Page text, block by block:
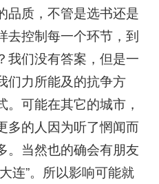
品质，不管是选书还是
去控制每一个环节，到
我们没有答案，但是一
们力所能及的抗争方
可能在其它的城市，
多的人因为听了惘闻而
。当然也的确会有朋友
连”。所以影响可能就